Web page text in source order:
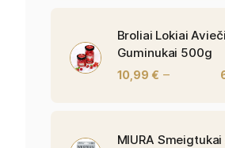
Broliai Lokiai
Guminukai 500g
10,99 € –
MIURA